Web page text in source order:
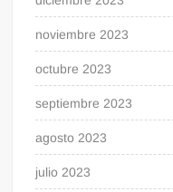
noviembre 2023
octubre 2023
septiembre 2023
agosto 2023
julio 2023